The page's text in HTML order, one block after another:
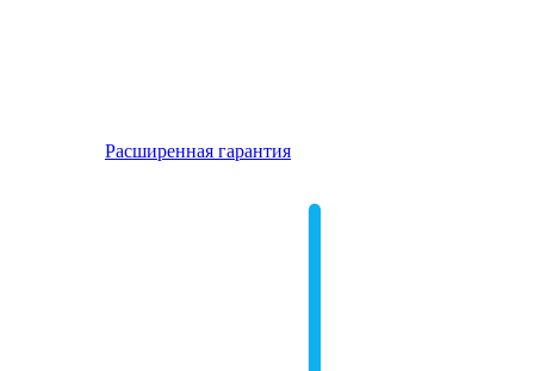
Расширенная гарантия